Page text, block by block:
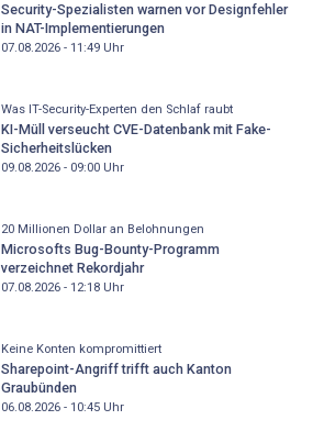
Security-Spezialisten warnen vor Designfehler
in NAT-Implementierungen
07.08.2026 - 11:49Uhr
Was IT-Security-Experten den Schlaf raubt
KI-Müll verseucht CVE-Datenbank mit Fake-
Sicherheitslücken
09.08.2026 - 09:00Uhr
20 Millionen Dollar an Belohnungen
Microsofts Bug-Bounty-Programm
verzeichnet Rekordjahr
07.08.2026 - 12:18Uhr
Keine Konten kompromittiert
Sharepoint-Angriff trifft auch Kanton
Graubünden
06.08.2026 - 10:45Uhr